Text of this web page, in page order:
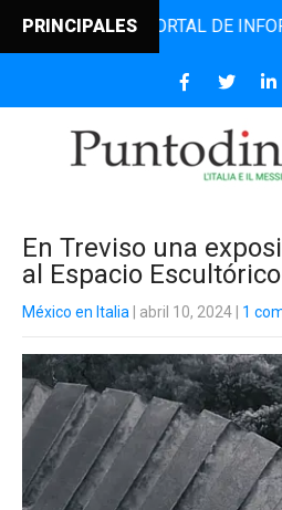
PRINCIPALES
EL PORTAL DE
En Treviso una
al Espacio
México en Italia | abril 10, 2024 1